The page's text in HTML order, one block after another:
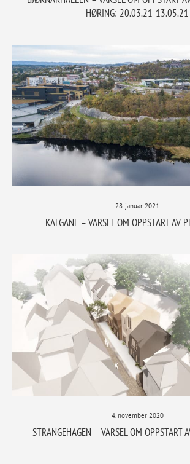
HØRING: 20.03.21-13.05.21
28. januar 2021
KALGANE – VARSEL OM OPPSTART AV
4. november 2020
STRANGEHAGEN – VARSEL OM OPPSTART